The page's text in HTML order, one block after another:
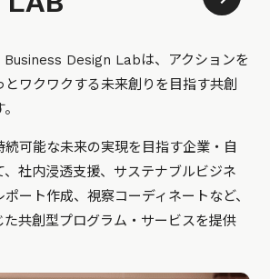
Business Design Labは、アクションを
ワクワクする未来創りを目指す共創
可能な未来の実現を目指す企業・自
社内浸透支援、サステナブルビジネ
ート作成、視察コーディネートなど、
共創型プログラム・サービスを提供